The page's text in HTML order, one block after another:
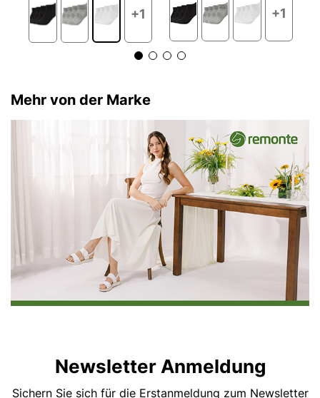
+1 +1
Mehr von der Marke
Newsletter Anmeldung
Sichern Sie sich für die Erstanmeldung zum Newsletter